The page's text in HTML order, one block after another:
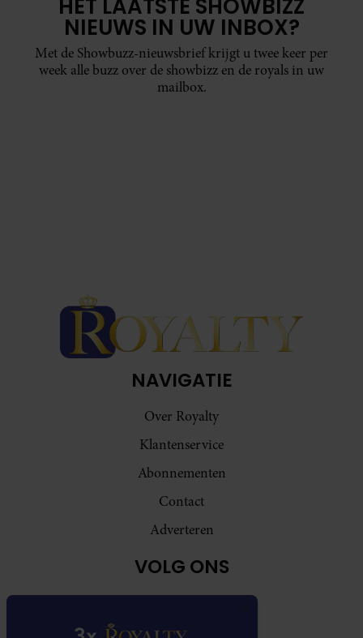
HET LAATSTE SHOWBIZZ
NIEUWS IN UW INBOX?
Met de Showbuzz-nieuwsbrief krijgt u twee keer per
week alle buzz over de showbizz en de royals in uw
mailbox.
NAVIGATIE
Over Royalty
Klantenservice
Abonnementen
Contact
Adverteren
VOLG ONS